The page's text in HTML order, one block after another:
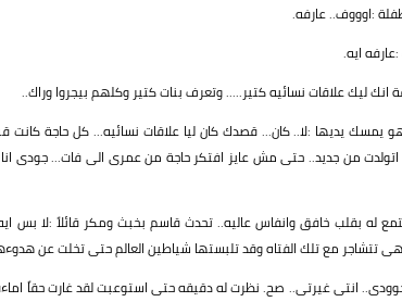
:اوووف.. عارفه.
ايه.
انك ليك علاقات نسائيه كتير..... وتعرف بنات كتير وكلهم بيجروا وراك..
يمسك يديها :لا.. كان... قصدك كان ليا علاقات نسائيه... كل حاجة
من جديد.. حتى مش عايز افتكر حاجة من عمرى الى فات... جودى
له بقلب خافق وانفاس عاليه.. تحدث قاسم بخبث ومكر قائلاً :لا
تتشاجر مع تلك الفتاه وقد تلبستها شياطين العالم حتى تخلت عن
انتى غيرتى.. صح. نظرت له دقيقه حتى استوعبت لقد غارت حقاً